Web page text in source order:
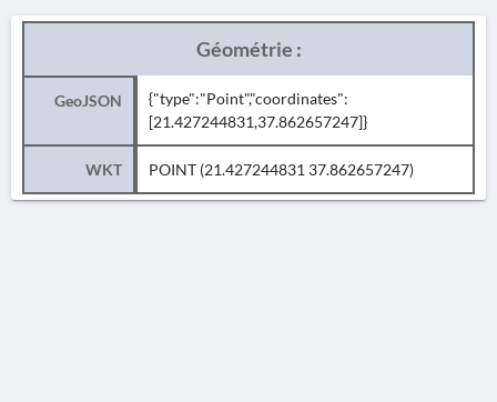
Géométrie :
GeoJSON
{"type":"Point","coordinates":
[21.427244831,37.862657247]}
WKT POINT (21.427244831 37.862657247)